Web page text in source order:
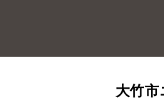
大竹市